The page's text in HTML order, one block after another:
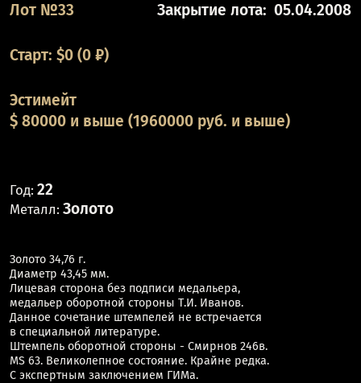
Лот №33 Закрытие лота: 05.04.2008
Старт: $0(0 ₽)
Эстимейт
$ 80000 и выше (1960000 руб. и выше)
Год: 22
Металл: Золото
Золото 34,76 г.
Диаметр 43,45 мм.
Лицевая сторона без подписи медальера,
медальер оборотной стороны Т.И. Иванов.
Данное сочетание штемпелей не встречается
в специальной литературе.
Штемпель оборотной стороны - Смирнов 246в.
MS 63. Великолепное состояние. Крайне редка.
С экспертным заключением ГИМа.